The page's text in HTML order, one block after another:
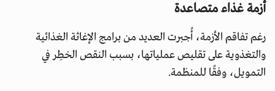
أزمة غذاء متصاعدة
رغم تفاقم الأزمة، أُجبرت العديد من برامج الإغاثة الغذائية
والتغذوية على تقليص عملياتها، بسبب النقص الخطِر في
التمويل، وفقًا للمنظمة.